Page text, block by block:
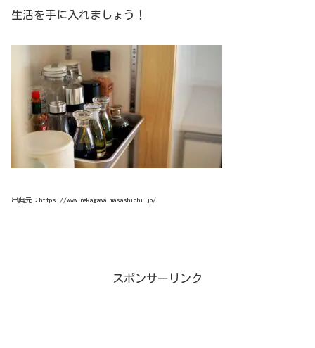
生活を手に入れましょう！
出典元：https://www.nakagawa-masashichi.jp/
スポンサーリンク